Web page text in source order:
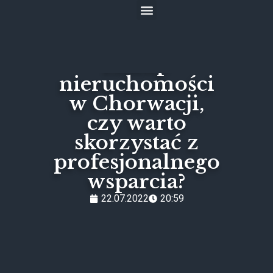
nieruchomości
w Chorwacji,
czy warto
skorzystać z
profesjonalnego
wsparcia?
22.07.2022 20:59